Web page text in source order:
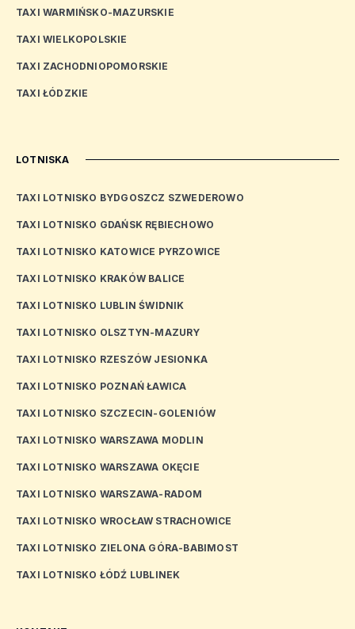
TAXI WARMIŃSKO-MAZURSKIE
TAXI WIELKOPOLSKIE
TAXI ZACHODNIOPOMORSKIE
TAXI ŁÓDZKIE
LOTNISKA
TAXI LOTNISKO BYDGOSZCZ SZWEDEROWO
TAXI LOTNISKO GDAŃSK RĘBIECHOWO
TAXI LOTNISKO KATOWICE PYRZOWICE
TAXI LOTNISKO KRAKÓW BALICE
TAXI LOTNISKO LUBLIN ŚWIDNIK
TAXI LOTNISKO OLSZTYN-MAZURY
TAXI LOTNISKO RZESZÓW JESIONKA
TAXI LOTNISKO POZNAŃ ŁAWICA
TAXI LOTNISKO SZCZECIN-GOLENIÓW
TAXI LOTNISKO WARSZAWA MODLIN
TAXI LOTNISKO WARSZAWA OKĘCIE
TAXI LOTNISKO WARSZAWA-RADOM
TAXI LOTNISKO WROCŁAW STRACHOWICE
TAXI LOTNISKO ZIELONA GÓRA-BABIMOST
TAXI LOTNISKO ŁÓDŹ LUBLINEK